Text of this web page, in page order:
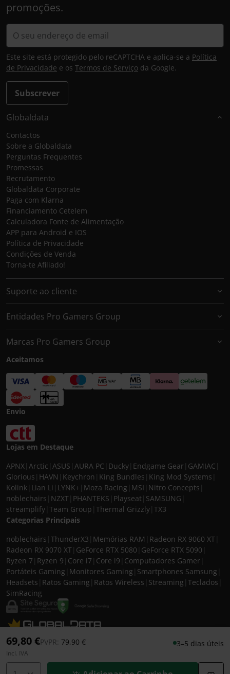
PVPR: Preço reduzido de
79,90 €para
69,80 € 3–5 dias úteis
Incl. IVA
promoções.
Subscrever
Este site está protegido pelo reCAPTCHA e aplica-se a Política
de Privacidade e os Termos de Serviço da Google.
Globaldata
Contactos
Sobre a Globaldata
Perguntas Frequentes
Promessas
Recrutamento
Globaldata Corporate
Paga com Klarna
Financiamento Cetelem
Calculadora Fonte de Alimentação
APP para Android e IOS
Política de Privacidade
Condições de Venda
Torna-te Afiliado!
Suporte ao cliente
Entidades Pro Gamers Group
Marcas Pro Gamers Group
Aceitamos
Envio
Lojas em Destaque
APNX Arctic ASUS AURA PC Ducky Endgame Gear GAMIAC
Glorious HAVN Keychron King Bundles King Mod Systems
Kolink Lian Li LYNK+ Moza Racing MSI Nitro Concepts
noblechairs NZXT PHANTEKS Playseat SAMSUNG
streamplify Team Group Thermal Grizzly TX3
Categorias Principais
noblechairs ThunderX3 Memórias RAM Radeon RX 9060 XT
Radeon RX 9070 XT GeForce RTX 5080 GeForce RTX 5090
Ryzen 7 Ryzen 9 Core i7 Core i9 Computadores Gamer
Portáteis Gaming Monitores Gaming Smartphones Samsung
Headsets Ratos Gaming Ratos Wireless Streaming Teclados
SimRacing
© 2026 CASEKING IBERIA. TODOS OS DIREITOS RESERVADOS. IVA incluído à
taxa em vigor para todos os produtos. As fotos apresentadas podem não
corresponder às configurações descritas. Preços e especificações sujeitos a
alteração sem aviso prévio. A caseking Iberia declina qualquer